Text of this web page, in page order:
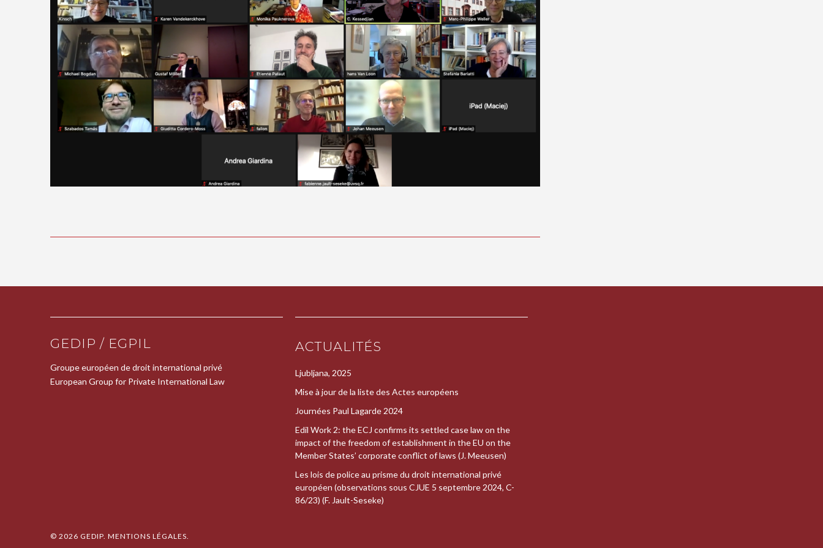
GEDIP / EGPIL
Groupe européen de droit international privé
European Group for Private International Law
ACTUALITÉS
Ljubljana, 2025
Mise à jour de la liste des Actes européens
Journées Paul Lagarde 2024
Edil Work 2: the ECJ confirms its settled case law on the
impact of the freedom of establishment in the EU on the
Member States’ corporate conflict of laws (J. Meeusen)
Les lois de police au prisme du droit international privé
européen (observations sous CJUE 5 septembre 2024, C-
86/23) (F. Jault-Seseke)
© 2026 GEDIP MENTIONS LÉGALES